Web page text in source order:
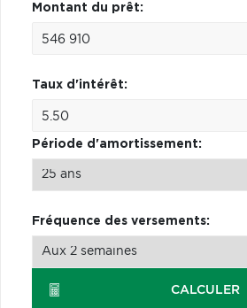
Montant du prêt:
Taux d'intérêt:
Période d'amortissement:
Fréquence des versements:
CALCULER